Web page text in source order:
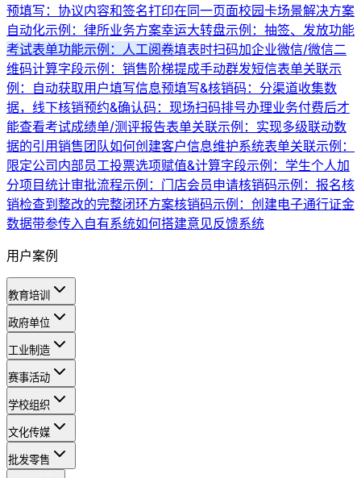
预填写：协议内容和签名打印在同一页面校园卡场景解决方案
自动化示例：律所业务方案幸运大转盘示例：抽签、发放功能
考试表单功能示例：人工阅卷填表时扫码加企业微信/微信二
维码计算字段示例：销售阶梯提成手动群发短信表单关联示
例：自动获取用户填写信息预填写&核销码：分渠道收集数
据，线下核销预约&确认码：现场扫码排号办理业务付费后才
能查看考试成绩单/测评报告表单关联示例：实现多级联动数
据的引用销售团队如何创建客户信息维护系统表单关联示例：
限定公司内部员工投票选项赋值&计算字段示例：学生个人加
分项目统计审批流程示例：门店会员申请核销码示例：报名核
销检查到整改的完整闭环方案核销码示例：创建电子通行证金
数据带参传入自有系统如何搭建意见反馈系统
用户案例
教育培训
政府单位
工业制造
赛事活动
学校组织
文化传媒
批发零售